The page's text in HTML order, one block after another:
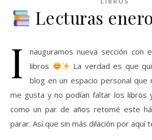
Lecturas
I
nauguramos nueva sección con
libros
La verdad es que
blog en un espacio personal
me gusta y no podían faltar los libros
como un par de años retomé este
parar. Así que sin más dilación por aquí